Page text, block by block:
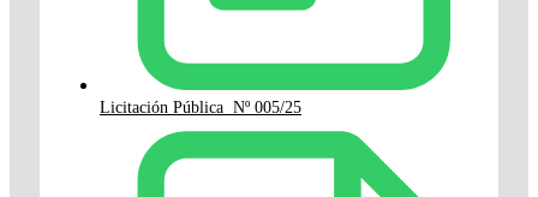
Licitación Pública Nº 005/25